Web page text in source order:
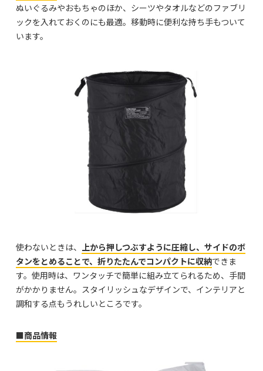
ぬいぐるみやおもちゃのほか、シーツやタオルなどのファブリ
ックを入れておくのにも最適。移動時に便利な持ち手もついて
います。
使わないときは、
上から押しつぶすように圧縮し、サイドのボ
タンをとめることで、折りたたんでコンパクトに収納できま
す。使用時は、ワンタッチで簡単に組み立てられるため、手間
がかかりません。スタイリッシュなデザインで、インテリアと
調和する点もうれしいところです。
■商品情報